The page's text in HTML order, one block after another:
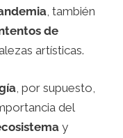
, también
de
artísticas.
, por supuesto,
del
y